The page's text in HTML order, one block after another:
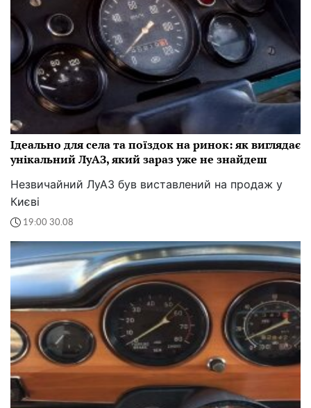
Ідеально для села та поїздок на ринок: як виглядає
унікальний ЛуАЗ, який зараз уже не знайдеш
Незвичайний ЛуАЗ був виставлений на продаж у
Києві
19:00 30.08